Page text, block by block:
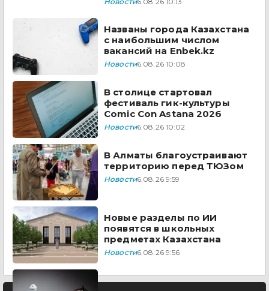
Названы города Казахстана
с наибольшим числом
вакансий на Enbek.kz
Новости6.08.26 10:08
В столице стартовал
фестиваль гик-культуры
Comic Con Astana 2026
Новости6.08.26 10:02
В Алматы благоустраивают
территорию перед ТЮЗом
Новости6.08.26 9:59
Новые разделы по ИИ
появятся в школьных
предметах Казахстана
Новости6.08.26 9:56